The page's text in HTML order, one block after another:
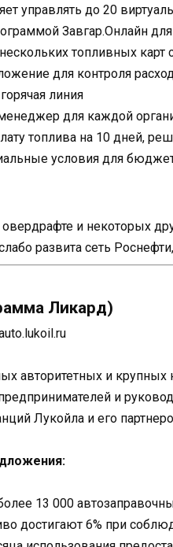
управлять до 20
Завгар.Онлайн
топливных
для контроля
линия
для каждой
топлива на 10 дней,
условия для
и некоторых
развита сеть
Ликард)
авторитетных и
и
Лукойла и его
13 000
достигают 6% при